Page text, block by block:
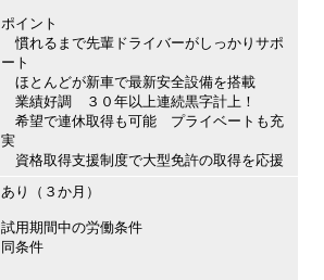
ポイント
慣れるまで先輩ドライバーがしっかりサポ
ート
ほとんどが新車で最新安全設備を搭載
業績好調 ３０年以上連続黒字計上！
希望で連休取得も可能 プライベートも充
実
資格取得支援制度で大型免許の取得を応援
あり（３か月）
試用期間中の労働条件
同条件